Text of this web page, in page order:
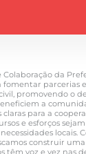
Colaboração da
fomentar parcerias
promovendo o
a
para a
e esforços
locais.
construir
têm voz e vez nas